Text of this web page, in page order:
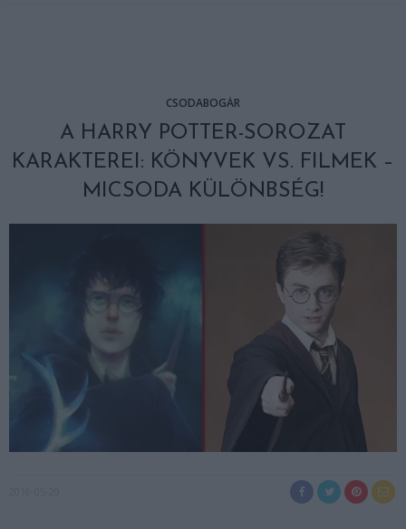
CSODABOGÁR
A HARRY POTTER-SOROZAT
KARAKTEREI: KÖNYVEK VS. FILMEK –
MICSODA KÜLÖNBSÉG!